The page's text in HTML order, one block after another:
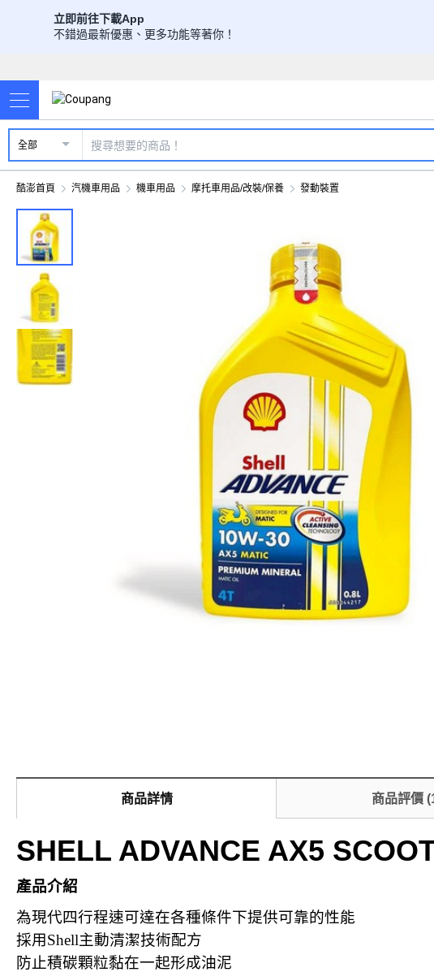
立即前往下載App
不錯過最新優惠、更多功能等著你！
全部
酷澎首頁 汽機車用品 機車用品 摩托車用品/改裝/保養 發動裝置
商品詳情 商品評價(
SHELL ADVANCE AX5
產品介紹
為現代四行程速可達在各種條件下提供可靠的性能
採用Shell主動清潔技術配方
防止積碳顆粒黏在一起形成油泥